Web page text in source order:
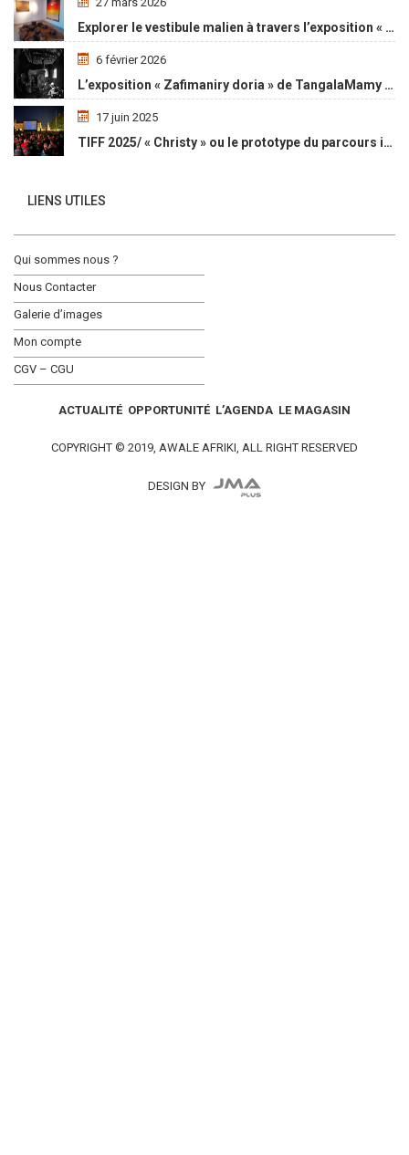
Explorer le vestibule malien à travers l’exposition « Maaya Bulon »
6 février 2026
L’exposition « Zafimaniry doria » de TangalaMamy honore la mémoire d’un peuple malgache
17 juin 2025
TIFF 2025/ « Christy » ou le prototype du parcours initiatique
LIENS UTILES
Qui sommes nous ?
Nous Contacter
Galerie d’images
Mon compte
CGV – CGU
ACTUALITÉ OPPORTUNITÉ L’AGENDA LE MAGASIN
COPYRIGHT © 2019, AWALE AFRIKI, ALL RIGHT RESERVED
DESIGN BY